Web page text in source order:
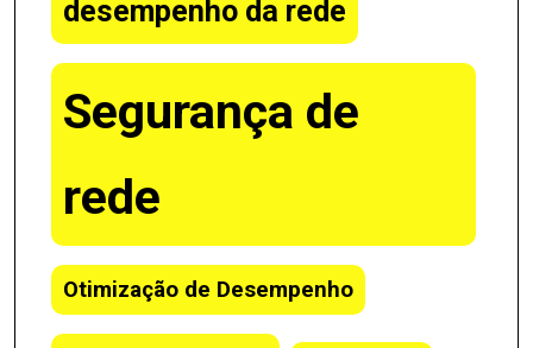
desempenho da rede
Segurança de
rede
Otimização de Desempenho